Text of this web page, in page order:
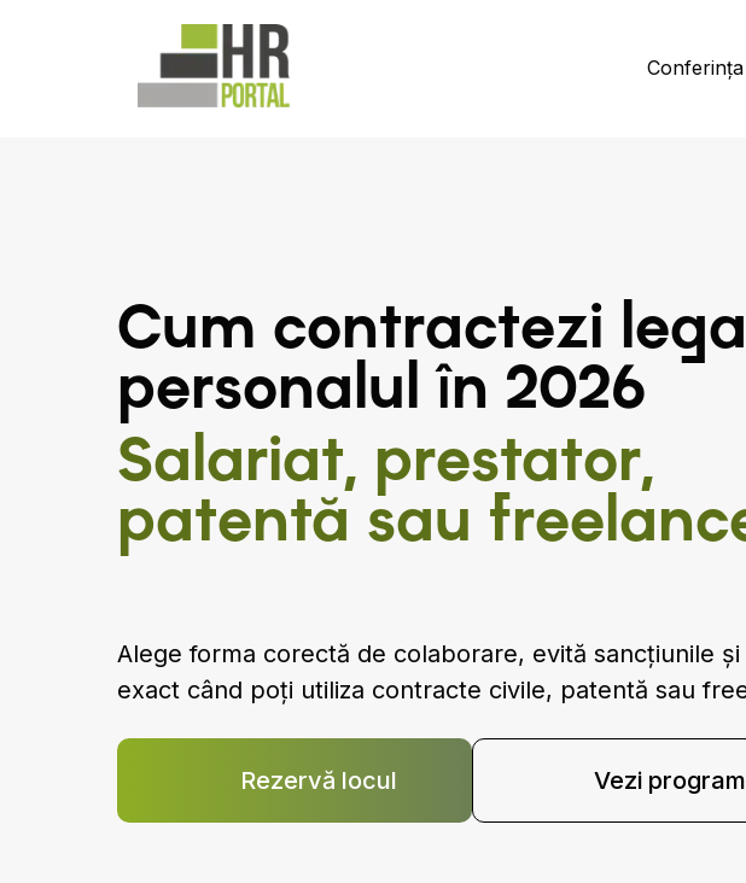
Conferința
Cum contractezi legal
personalul în 2026
Salariat, prestator,
patentă sau
Alege forma corectă de colaborare, evită sancțiunile
exact când poți utiliza contracte civile, patentă sau
Rezervă locul Vezi